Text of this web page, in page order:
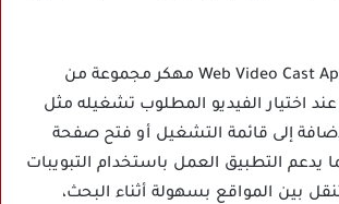
يوفر تطبيق Web Video Cast Apk Mod مهكر مجموعة من
عند اختيار الفيديو المطلوب تشغيله مثل
إلى قائمة التشغيل أو فتح صفحة
يدعم التطبيق العمل باستخدام التبويبات
بين المواقع بسهولة أثناء البحث،